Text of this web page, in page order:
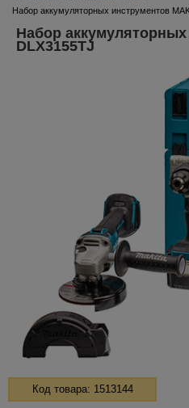
Набор аккумуляторных инструментов
Набор
DLX3155TJ
Код товара: 1513144